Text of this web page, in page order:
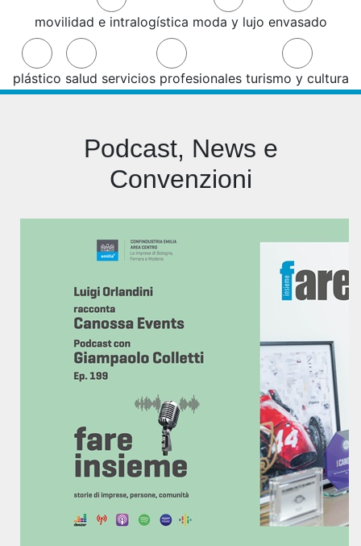
movilidad e intralogística moda y lujo envasado
plástico salud servicios profesionales turismo y cultura
Podcast, News e
Convenzioni